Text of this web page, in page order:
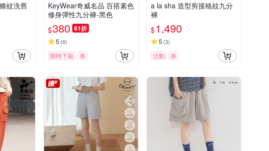
紋洗舊
KeyWear奇威名品 百搭素色
修身彈性九分褲-黑色
$380 61折
5 (6)
限時下殺 券
a la sha 造型剪接格紋九分
褲
$1,490
5 (3)
活動 券